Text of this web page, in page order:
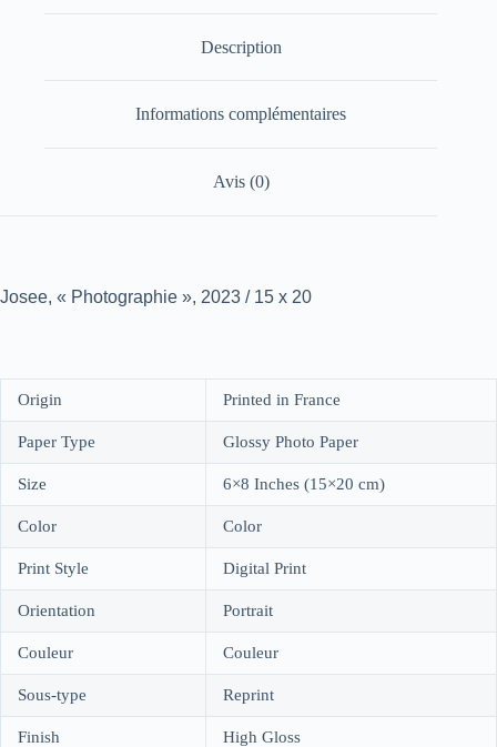
Description
Informations complémentaires
Avis (0)
Josee, « Photographie », 2023 / 15 x 20
Origin Printed in France
Paper Type Glossy Photo Paper
Size 6×8 Inches (15×20 cm)
Color Color
Print Style Digital Print
Orientation Portrait
Couleur Couleur
Sous-type Reprint
Finish High Gloss